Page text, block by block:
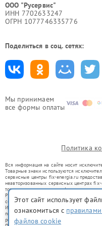
Мы принимаем
все формы оплаты
ООО "Русервис"
ИНН 7702633247
ОГРН 1077746335776
Поделиться в соц. сетях:
Политика
Вся информация на сайте носит
Товарные знаки используются
сервисные центры fix-energia.ru
неавторизованных сервисных центрах
товарных знаков или их официальными
Ремонт осуществляется для устройств,
со статьей 1487 ГК РФ.
Использование товарных знаков не
потребителей в заблуждение, а служит
ремонту техники указанных брендов.
Этот сайт использует
ознакомиться с
файлов cookie